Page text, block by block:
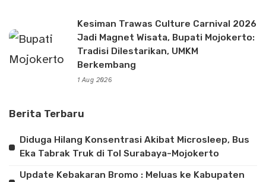
Kesiman Trawas Culture Carnival 2026
Jadi Magnet Wisata, Bupati Mojokerto:
Tradisi Dilestarikan, UMKM
Berkembang
1 Aug 2026
Berita Terbaru
Diduga Hilang Konsentrasi Akibat Microsleep, Bus
Eka Tabrak Truk di Tol Surabaya-Mojokerto
Update Kebakaran Bromo : Meluas ke Kabupaten